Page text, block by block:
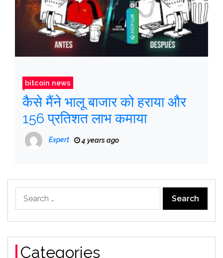
bitcoin news
कैसे मैंने भालू बाजार को हराया और
156 प्रतिशत लाभ कमाया
Expert 4 years ago
for:
Categories